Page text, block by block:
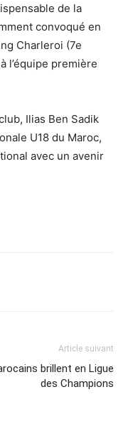
de la
convoqué en
Charleroi (7e
l’équipe première
Ilias Ben Sadik
U18 du Maroc,
avec un avenir
Article suivant
brillent en Ligue
des Champions